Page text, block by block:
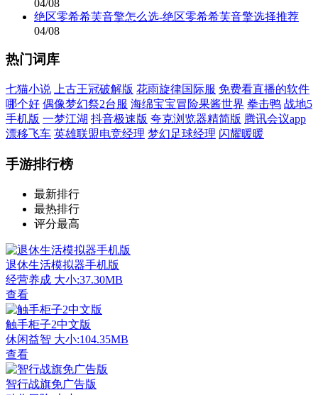
04/08
绝区零希希芙音擎怎么选-绝区零希希芙音擎选择推荐
04/08
热门词库
七猫小说 上古王冠破解版 花雨旋律国际服 免费看直播的软件
哪个好 偶像梦幻祭2台服 海绵宝宝冒险果酱世界 拳击鸭 战地5
手机版 一梦江湖 抖音极速版 夸克浏览器精简版 腾讯会议app
漂移飞车 英雄联盟电竞经理 梦幻足球经理 闪耀暖暖
手游排行榜
最新排行
最热排行
评分最高
退休生活模拟器手机版
经营养成 大小:37.30MB
查看
触手柜子2中文版
休闲益智 大小:104.35MB
查看
智行战旗免广告版